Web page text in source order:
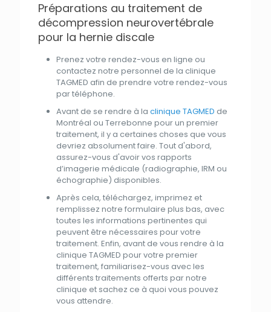
Préparations au traitement de
décompression neurovertébrale
pour la hernie discale
Prenez votre rendez-vous en ligne ou
contactez notre personnel de la clinique
TAGMED afin de prendre votre rendez-vous
partéléphone.
Avant de se rendre à la clinique TAGMED de
Montréal ou Terrebonne pour un premier
traitement, il y a certaines choses que vous
devriez absolument faire. Tout d'abord,
assurez-vous d'avoir vos rapports
d’imagerie médicale (radiographie, IRM ou
échographie) disponibles.
Après cela, téléchargez, imprimez et
remplissez notre formulaire plus bas, avec
toutes les informations pertinentes qui
peuvent être nécessaires pour votre
traitement. Enfin, avant de vous rendre à la
clinique TAGMED pour votre premier
traitement, familiarisez-vous avec les
différents traitements offerts parnotre
clinique et sachez ce à quoi vous pouvez
vous attendre.